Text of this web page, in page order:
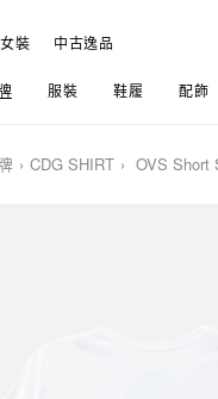
女裝 中古逸品
服裝 鞋履 配飾
CDG SHIRT OVS Short